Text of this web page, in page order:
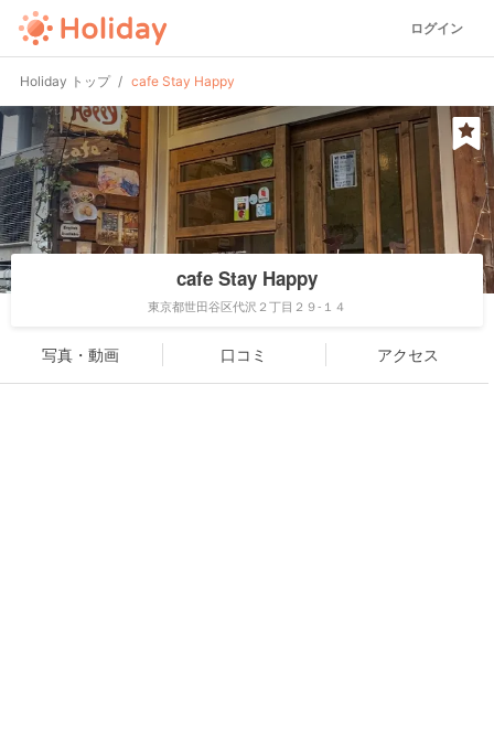
ログイン
Holiday トップ cafe Stay Happy
cafe Stay Happy
東京都世田谷区代沢２丁目２９-１４
写真・動画 口コミ アクセス